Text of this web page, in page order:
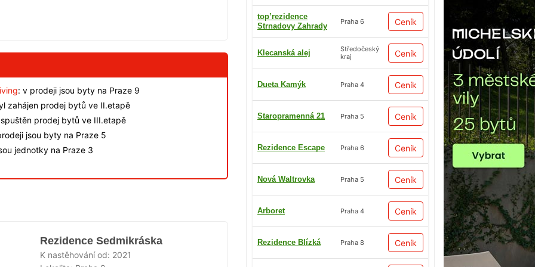
top’rezidence
Strnadovy Zahrady
Praha 6 Ceník
Klecanská alej
Středočeský
kraj
Ceník
Dueta Kamýk Praha 4 Ceník
Staropramenná 21 Praha 5 Ceník
Rezidence Escape Praha 6 Ceník
Nová Waltrovka Praha 5 Ceník
Arboret Praha 4 Ceník
Rezidence Blízká Praha 8 Ceník
: v prodeji jsou byty na Praze 9
zahájen prodej bytů ve II.etapě
prodej bytů ve III.etapě
jsou byty na Praze 5
jednotky na Praze 3
Rezidence Sedmikráska
K nastěhování od: 2021